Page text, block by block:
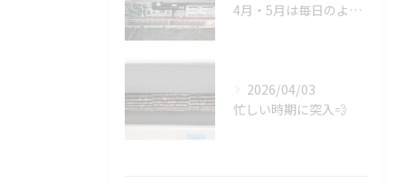
4月・5月は毎日のようにマンションやアパートの空室清掃🏠✨
2026/04/03
忙しい時期に突入💨